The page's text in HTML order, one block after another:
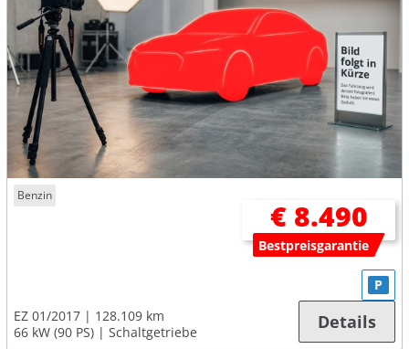
Benzin
€ 8.490
Bestpreisgarantie
EZ 01/2017
128.109 km
66 kW (90 PS)
Schaltgetriebe
P
Details